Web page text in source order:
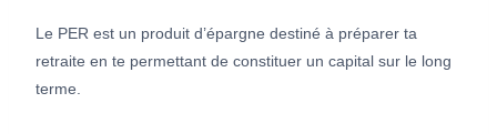
Le PER est un produit d’épargne destiné à préparer ta
retraite en te permettant de constituer un capital sur le long
terme.